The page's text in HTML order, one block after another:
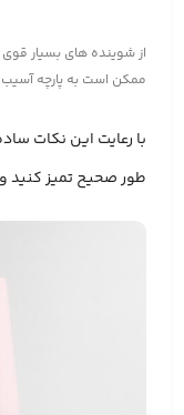
از شوینده های بسیار قوی
ممکن است به پارچه
با رعایت این نکات
طور صحیح تمیز کنید و